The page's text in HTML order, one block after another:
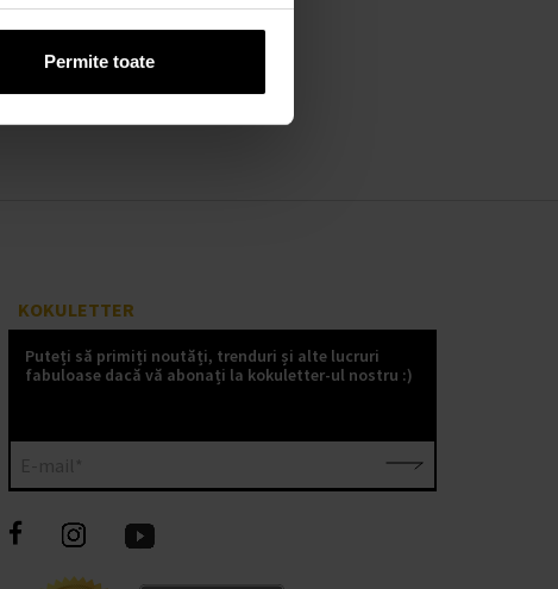
Permite toate
KOKULETTER
Puteți să primiți noutăți, trenduri și alte lucruri
fabuloase dacă vă abonați la kokuletter-ul nostru :)